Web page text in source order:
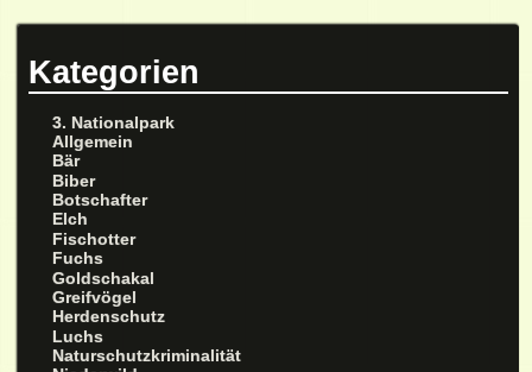
Kategorien
3. Nationalpark
Allgemein
Bär
Biber
Botschafter
Elch
Fischotter
Fuchs
Goldschakal
Greifvögel
Herdenschutz
Luchs
Naturschutzkriminalität